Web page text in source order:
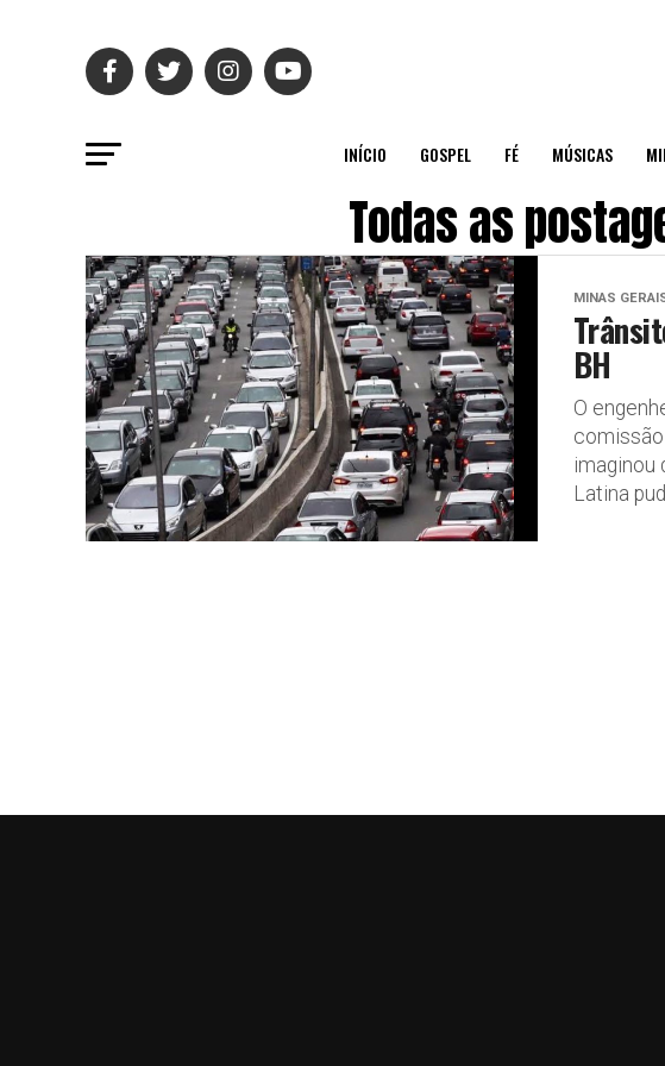
INÍCIO GOSPEL FÉ MÚSICAS
Todas as
MINAS
BH
O
imaginou
Latina